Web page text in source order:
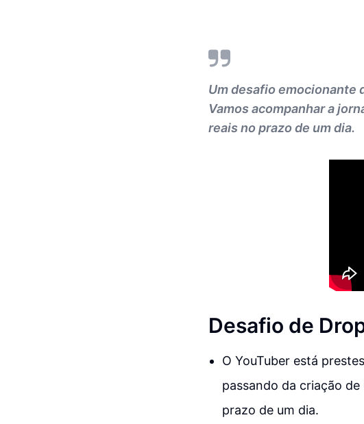
Um desafio emocionante
Vamos acompanhar a
reais no prazo de um dia.
Desafio de
O YouTuber está
passando da criação
prazo de um dia.